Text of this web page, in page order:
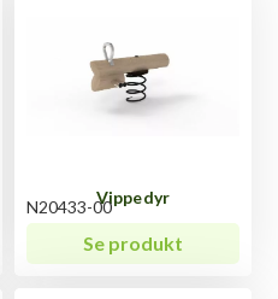
Vippedyr
N20433-00
Se produkt